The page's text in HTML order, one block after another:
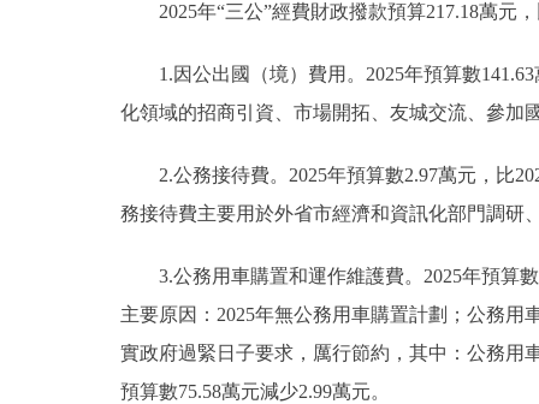
2025年“三公”經費財政撥款預算217.18萬元，
1.因公出國（境）費用。2025年預算數141.63
化領域的招商引資、市場開拓、友城交流、參加
2.公務接待費。2025年預算數2.97萬元，比
務接待費主要用於外省市經濟和資訊化部門調研
3.公務用車購置和運作維護費。2025年預算數
主要原因：2025年無公務用車購置計劃；公務用
實政府過緊日子要求，厲行節約，其中：公務用
預算數75.58萬元減少2.99萬元。